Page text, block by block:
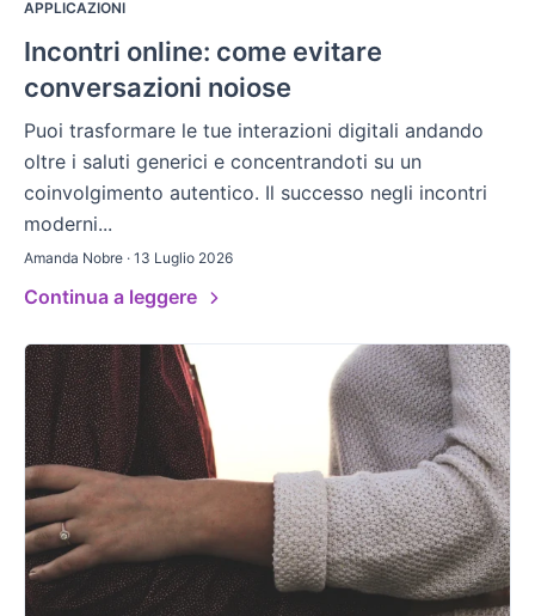
APPLICAZIONI
Incontri online: come evitare
conversazioni noiose
Puoi trasformare le tue interazioni digitali andando
oltre i saluti generici e concentrandoti su un
coinvolgimento autentico. Il successo negli incontri
moderni...
Amanda Nobre · 13 Luglio 2026
Continua a leggere